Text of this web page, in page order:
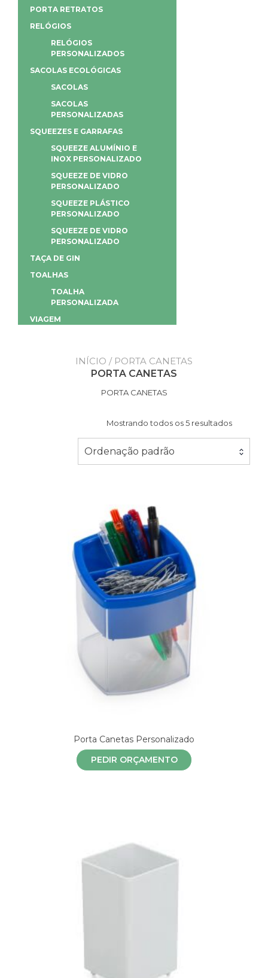
INÍCIO / PORTA CANETAS
PORTA CANETAS
PORTA CANETAS
Mostrando todos os 5 resultados
Ordenação padrão
Porta Canetas Personalizado
PEDIR ORÇAMENTO
PORTA RETRATOS
RELÓGIOS
RELÓGIOS
PERSONALIZADOS
SACOLAS ECOLÓGICAS
SACOLAS
SACOLAS
PERSONALIZADAS
SQUEEZES E GARRAFAS
SQUEEZE ALUMÍNIO E
INOX PERSONALIZADO
SQUEEZE DE VIDRO
PERSONALIZADO
SQUEEZE PLÁSTICO
PERSONALIZADO
SQUEEZE DE VIDRO
PERSONALIZADO
TAÇA DE GIN
TOALHAS
TOALHA
PERSONALIZADA
VIAGEM